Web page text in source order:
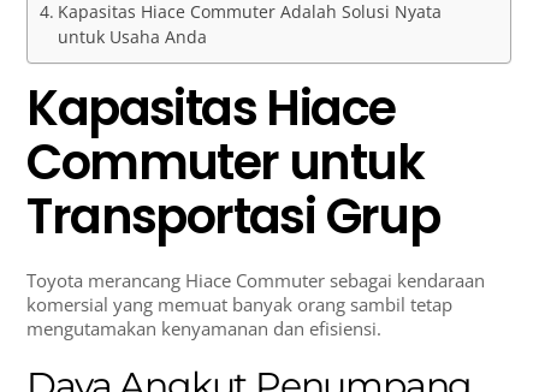
Kapasitas Hiace Commuter Adalah Solusi Nyata
untuk Usaha Anda
Kapasitas Hiace
Commuter untuk
Transportasi Grup
Toyota merancang Hiace Commuter sebagai kendaraan
komersial yang memuat banyak orang sambil tetap
mengutamakan kenyamanan dan efisiensi.